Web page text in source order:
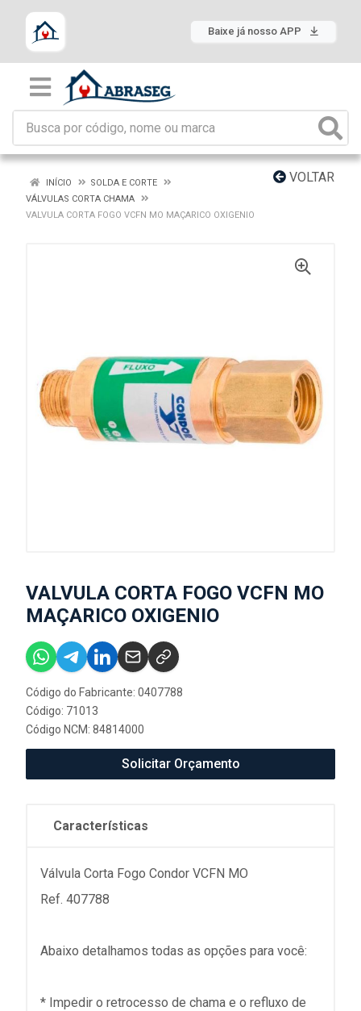
Baixe já nosso APP
VOLTAR
INÍCIO
SOLDA E CORTE
VÁLVULAS CORTA CHAMA
VALVULA CORTA FOGO VCFN MO MAÇARICO OXIGENIO
VALVULA CORTA FOGO VCFN MO
MAÇARICO OXIGENIO
Código do Fabricante: 0407788
Código: 71013
Código NCM: 84814000
Solicitar Orçamento
Características
Válvula Corta Fogo Condor VCFN MO
Ref. 407788
Abaixo detalhamos todas as opções para você:
* Impedir o retrocesso de chama e o refluxo de